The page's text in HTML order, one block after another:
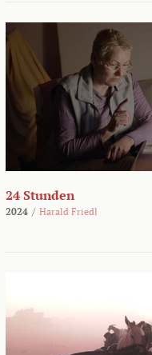
24 Stunden
2024 / Harald Friedl